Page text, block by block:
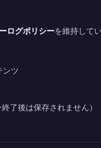
ログポリシーを維持して
ンツ
了後は保存されません）